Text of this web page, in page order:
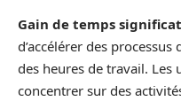
Gain de temps
d’accélérer des
des heures de travail. Les
concentrer sur des